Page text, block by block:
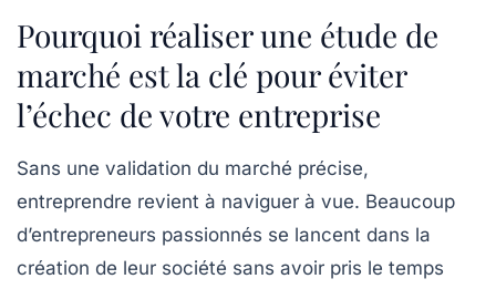
Pourquoi réaliser une étude de
marché est la clé pour éviter
l’échec de votre entreprise
Sans une validation du marché précise,
entreprendre revient à naviguer à vue. Beaucoup
d’entrepreneurs passionnés se lancent dans la
création de leur société sans avoir pris le temps